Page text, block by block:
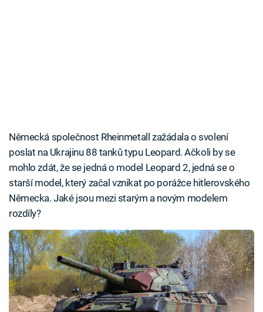
Německá společnost Rheinmetall zažádala o svolení
poslat na Ukrajinu 88 tanků typu Leopard. Ačkoli by se
mohlo zdát, že se jedná o model Leopard 2, jedná se o
starší model, který začal vznikat po porážce hitlerovského
Německa. Jaké jsou mezi starým a novým modelem
rozdíly?